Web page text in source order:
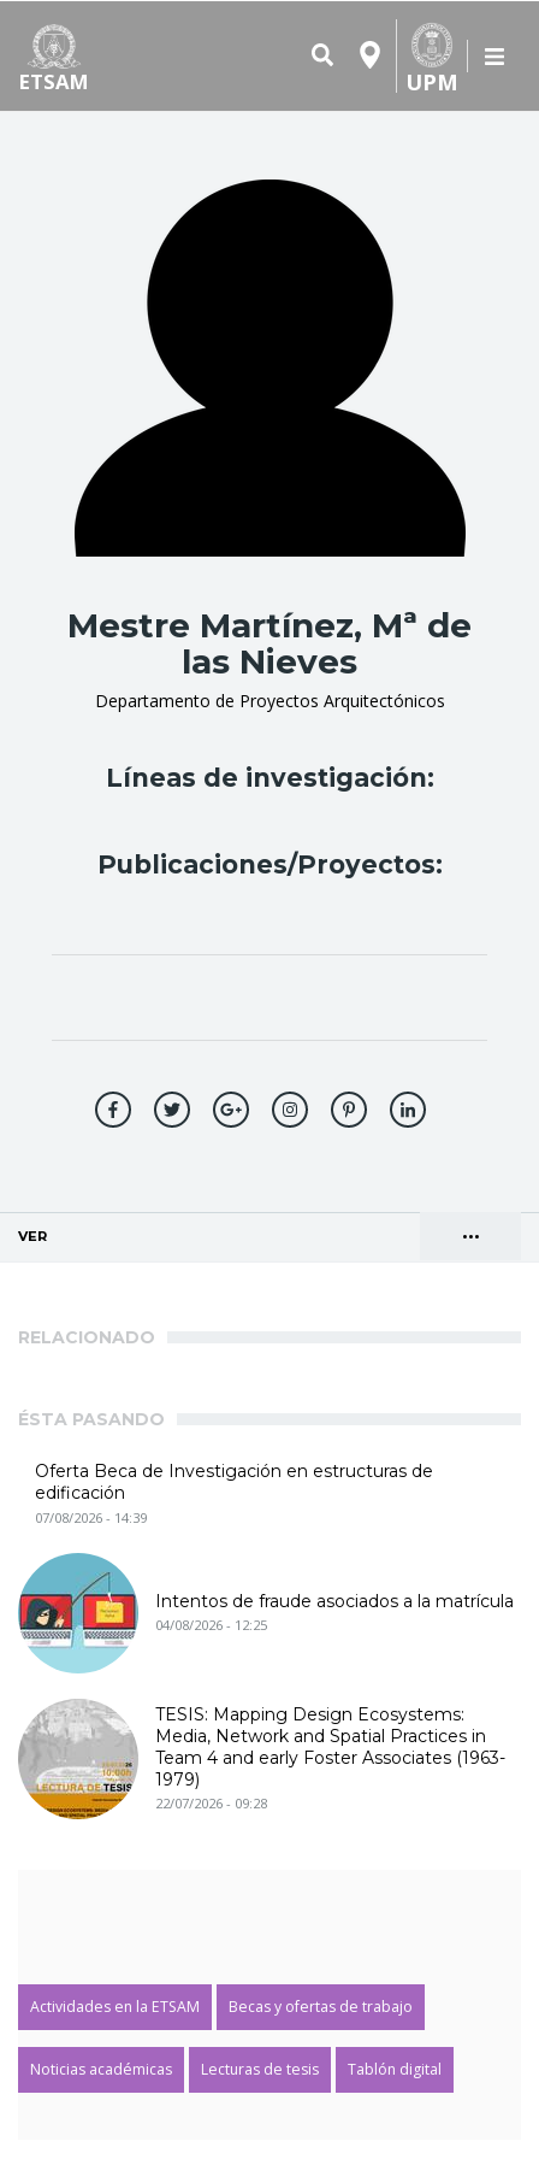
ETSAM UPM
Mestre Martínez, Mª de
las Nieves
Departamento de Proyectos Arquitectónicos
Líneas de investigación:
Publicaciones/Proyectos:
•••
VER
RELACIONADO
ÉSTA PASANDO
Oferta Beca de Investigación en estructuras de
edificación
07/08/2026 - 14:39
Intentos de fraude asociados a la matrícula
04/08/2026 - 12:25
TESIS: Mapping Design Ecosystems:
Media, Network and Spatial Practices in
Team 4 and early Foster Associates (1963-
1979)
22/07/2026 - 09:28
Actividades en la ETSAM Becas y ofertas de trabajo
Noticias académicas Lecturas de tesis Tablón digital